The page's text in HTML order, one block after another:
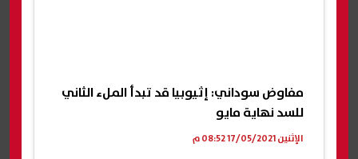
مفاوض سوداني: إثيوبيا قد تبدأ الملء الثاني
للسد نهاية مايو
الإثنين 17/05/2021 08:52 م